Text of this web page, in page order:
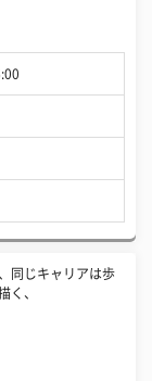
同じキャリアは歩
く、